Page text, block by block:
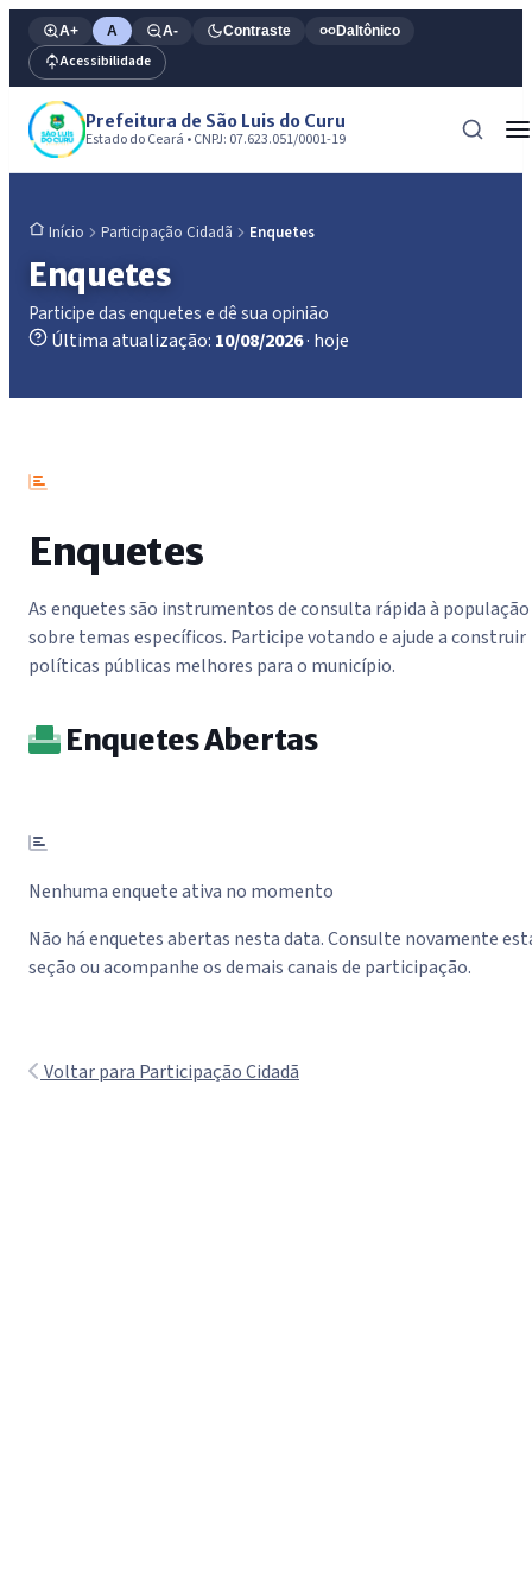
A+ A A- Contraste Daltônico
Acessibilidade
Prefeitura de São Luis do Curu
Estado do Ceará • CNPJ: 07.623.051/0001-19
Início Participação Cidadã Enquetes
Enquetes
Participe das enquetes e dê sua opinião
Última atualização: 10/08/2026· hoje
Enquetes
As enquetes são instrumentos de consulta rápida à população
sobre temas específicos. Participe votando e ajude a construir
políticas públicas melhores para o município.
Enquetes Abertas
Nenhuma enquete ativa no momento
Não há enquetes abertas nesta data. Consulte novamente
seção ou acompanhe os demais canais de participação.
Voltar para Participação Cidadã